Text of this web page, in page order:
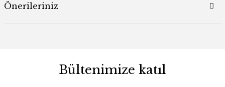
Önerileriniz
Bültenimize katıl